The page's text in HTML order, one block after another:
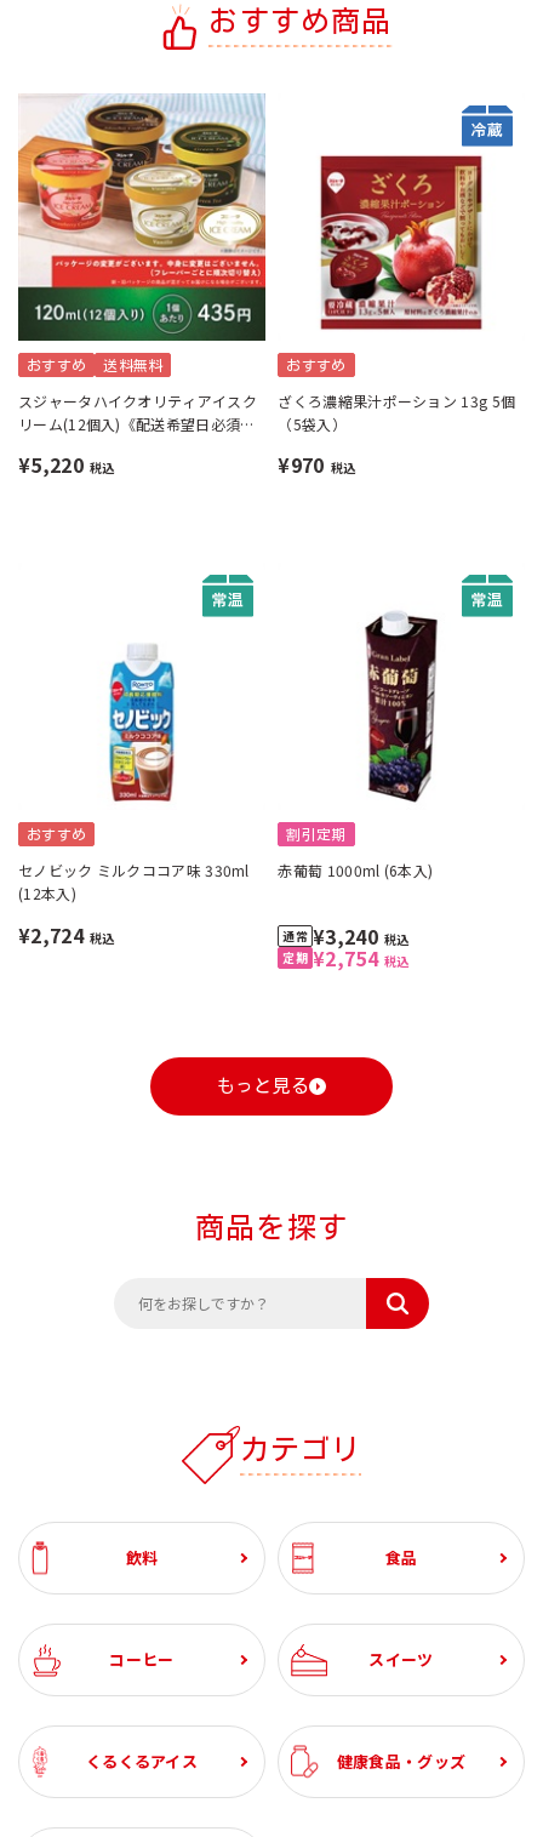
おすすめ商品
おすすめ 送料無料
スジャータハイクオリティアイスク
リーム(12個入)《配送希望日必須※
¥5,220 税込
おすすめ
ざくろ濃縮果汁ポーション 13g 5個
（5袋入）
¥970 税込
おすすめ
セノビック ミルクココア味 330ml
(12本入)
¥2,724 税込
割引定期
赤葡萄 1000ml (6本入)
¥2,754 税込
¥3,240 税込
もっと見る
商品を探す
カテゴリ
飲料 食品
コーヒー スイーツ
くるくるアイス 健康食品・グッズ